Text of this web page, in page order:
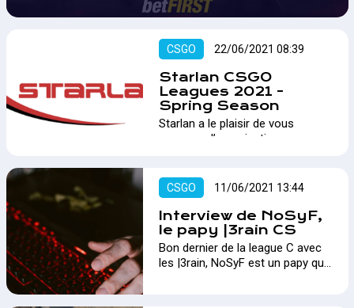
CSGO 22/06/2021 08:39
Starlan CSGO
Leagues 2021 -
Spring Season
Starlan a le plaisir de vous
annoncer l’organisation
avril au 13 juin 2021…
CSGO 11/06/2021 13:44
Interview de NoSyF,
le papy |3rain CS
Bon dernier de la league C avec
les |3rain, NoSyF est un papy qui